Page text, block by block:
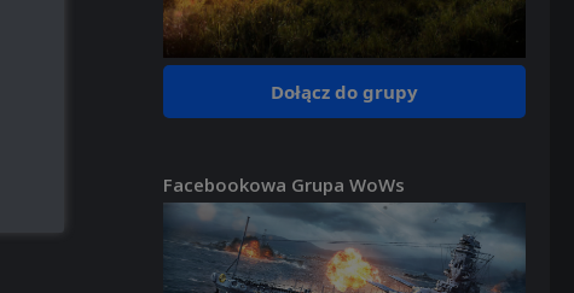
Dołącz do grupy
Facebookowa Grupa WoWs